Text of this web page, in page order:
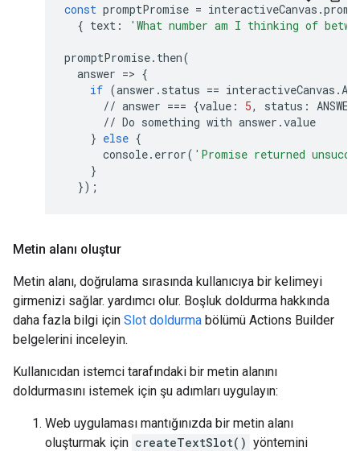
const promptPromise = interactiveCanvas .
{ text : 'What number am I thinking of
promptPromise. then(
answer => {
if (answer . status == interactiveCanvas .
// answer === {value : 5, status :
// Do something with answer .value
} else {
console. error( 'Promise returned
}
});
Metin alanı oluştur
Metin alanı, doğrulama sırasında kullanıcıya bir kelimeyi
girmenizi sağlar. yardımcı olur. Boşluk doldurma hakkında
daha fazla bilgi için Slot doldurma bölümü Actions Builder
belgelerini inceleyin.
Kullanıcıdan istemci tarafındaki bir metin alanını
doldurmasını istemek için şu adımları uygulayın:
Web uygulaması mantığınızda bir metin alanı
oluşturmak için createTextSlot() yöntemini